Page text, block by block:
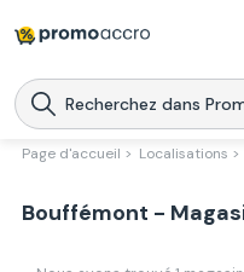
Magasins
Produits
Promoaccro
Page d'accueil > Localisations >
Bouffémont -